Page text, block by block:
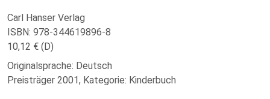
Carl Hanser Verlag
ISBN: 978-344619896-8
10,12 € (D)
Originalsprache: Deutsch
Preisträger 2001, Kategorie: Kinderbuch